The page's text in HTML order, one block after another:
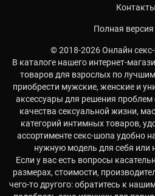
Контакты
Полная версия
© 2018-2026 Онлайн
В каталоге нашего интернет-
товаров для взрослых по
приобрести мужские, женские и
аксессуары для решения
качества сексуальной жизни,
категорий интимных товаров,
ассортименте секс-шопа удобно
нужную модель для себя или
Если у вас есть вопросы
размерах, стоимости,
чего-то другого: обратитесь к